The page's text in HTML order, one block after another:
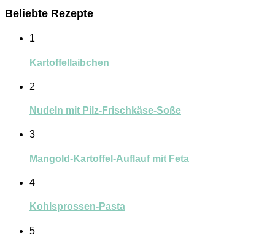
Beliebte Rezepte
1
Kartoffellaibchen
2
Nudeln mit Pilz-Frischkäse-Soße
3
Mangold-Kartoffel-Auflauf mit Feta
4
Kohlsprossen-Pasta
5